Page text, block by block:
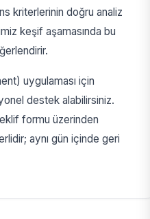
kriterlerinin doğru analiz
keşif aşamasında bu
uygulaması için
destek alabilirsiniz.
formu üzerinden
aynı gün içinde geri